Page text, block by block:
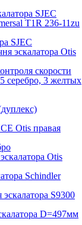
SJEC
T1R 236-11zu
SJEC
эскалатора Otis
скорости
серебро, 3 желтых
Otis правая
Otis
Schindler
S9300
D=497мм